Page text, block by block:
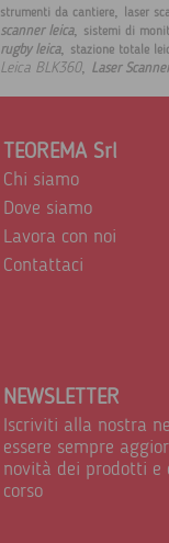
strumenti da cantiere, laser
scanner leica, sistemi di
rugby leica, stazione totale
Leica BLK360, Laser
TEOREMA Srl
Chi siamo
Dove siamo
Lavora con noi
Contattaci
NEWSLETTER
Iscriviti alla nostra
essere sempre
novità dei prodotti e
corso